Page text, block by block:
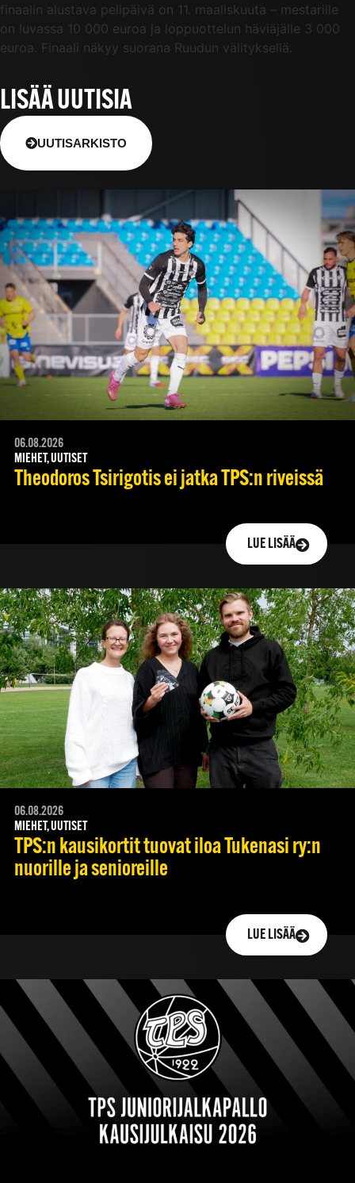
finaalin alustava pelipäivä on 11. maaliskuuta – mestarille
on luvassa 10 000 euroa ja loppuottelun häviäjälle 3 000
euroa. Finaali näkyy suorana Ruudun välityksellä.
LISÄÄ UUTISIA
UUTISARKISTO
06.08.2026
MIEHET, UUTISET
Theodoros Tsirigotis ei jatka TPS:n riveissä
LUE LISÄÄ
06.08.2026
MIEHET, UUTISET
TPS:n kausikortit tuovat iloa Tukenasi ry:n
nuorille ja senioreille
LUE LISÄÄ